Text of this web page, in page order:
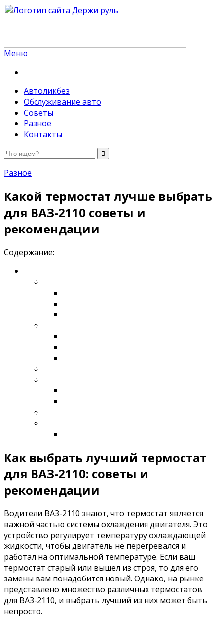
Меню
Автоликбез
Обслуживание авто
Советы
Разное
Контакты
Разное
Какой термостат лучше выбрать
для ВАЗ-2110 советы и
рекомендации
Содержание:
Как выбрать лучший термостат
для ВАЗ-2110: советы и
рекомендации
Водители ВАЗ-2110 знают, что термостат является
важной частью системы охлаждения двигателя. Это
устройство регулирует температуру охлаждающей
жидкости, чтобы двигатель не перегревался и
работал на оптимальной температуре. Если ваш
термостат старый или вышел из строя, то для его
замены вам понадобится новый. Однако, на рынке
представлено множество различных термостатов
для ВАЗ-2110, и выбрать лучший из них может быть
непросто.